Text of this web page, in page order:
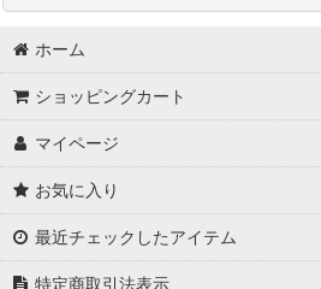
並び順 :
ミラーTVディスプレイ (全商品)
：縦型
：横型
ホーム
ショッピングカート
マイページ
お気に入り
最近チェックしたアイテム
特定商取引法表示